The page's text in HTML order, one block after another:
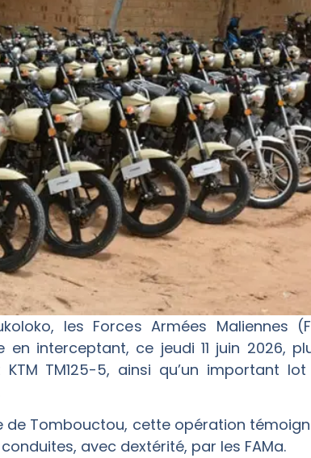
les Forces Armées Maliennes
interceptant, ce jeudi 11 juin 2026,
TM125-5, ainsi qu’un important
de Tombouctou, cette opération
avec dextérité, par les FAMa.